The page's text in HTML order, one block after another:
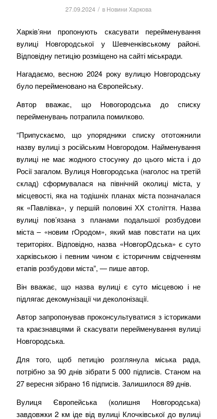
27.09.2024 / в Новини Харкова
Харків’яни пропонують скасувати перейменування
вулиці Новгородської у Шевченківському районі.
Відповідну петицію розміщено на сайті міськради.
Нагадаємо, весною 2024 року вулицю Новгородську
було перейменовано на Європейську.
Автор вважає, що Новогородська до списку
перейменувань потрапила помилково.
“Припускаємо, що упорядники списку ототожнили
назву вулиці з російським Новгородом. Найменування
вулиці не має жодного стосунку до цього міста і до
Росії загалом. Вулиця Новгородська (наголос на третій
склад) сформувалася на північній околиці міста, у
місцевості, яка на тодішніх планах міста позначалася
як «Павлівка», у першій половині ХХ століття. Назва
вулиці пов’язана з планами подальшої розбудови
міста – «новим гОродом», який мав повстати на цих
територіях. Відповідно, назва «НовгорОдська» є суто
харківською і певним чином є історичним свідченням
етапів розбудови міста”, — пише автор.
Він вважає, що назва вулиці є суто місцевою і не
підлягає декомунізації чи деколонізації.
Автор запропонував проконсультуватися з істориками
та краєзнавцями й скасувати перейменування вулиці
Новгородська.
Для того, щоб петицію розглянула міська рада,
потрібно за 90 днів зібрати 5 000 підписів. Станом на
27 вересня зібрано 16 підписів. Залишилося 89 днів.
Вулиця Європейська (колишня Новгородська)
завдовжки 2 км іде від вулиці Клочківської до вулиці